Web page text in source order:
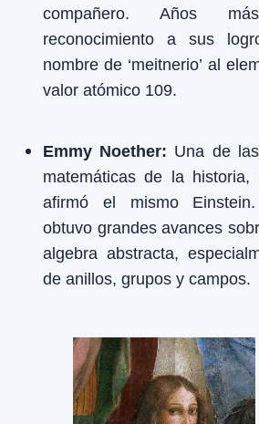
compañero. Años
reconocimiento a sus
nombre de ‘meitnerio’ al
valor atómico 109.
Emmy Noether: Una de
matemáticas de la historia,
afirmó el mismo
obtuvo grandes avances
algebra abstracta,
de anillos, grupos y campos.